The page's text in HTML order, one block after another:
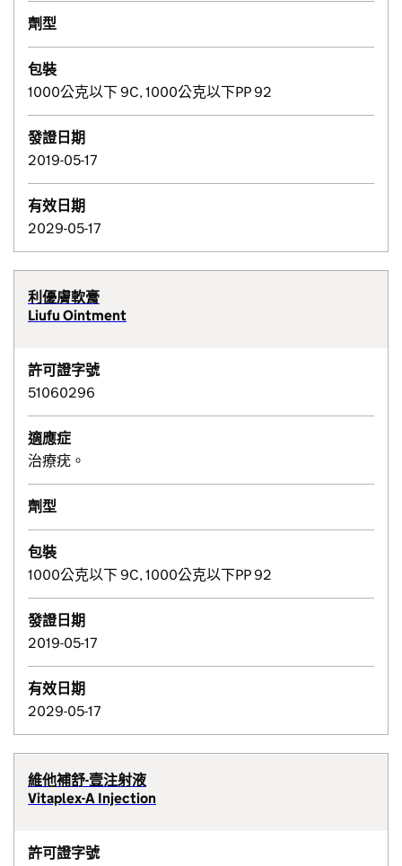
劑型
包裝
1000公克以下 9C, 1000公克以下PP 92
發證日期
2019-05-17
有效日期
2029-05-17
利優膚軟膏
Liufu Ointment
許可證字號
51060296
適應症
治療疣。
劑型
包裝
1000公克以下 9C, 1000公克以下PP 92
發證日期
2019-05-17
有效日期
2029-05-17
維他補舒-壹注射液
Vitaplex-A Injection
許可證字號